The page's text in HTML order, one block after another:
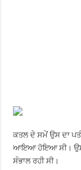
ਕਤਲ ਦੇ ਸਮੇਂ ਉਸ ਦਾ
ਆਇਆ ਹੋਇਆ ਸੀ। ਉਸ
ਸੰਭਾਲ ਰਹੀ ਸੀ।